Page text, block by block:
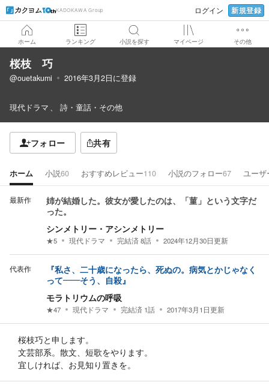
KADOKAWA Group ログイン 新規登録
ホーム ランキング 小説を探す マイページ その他
桜枝 巧
@ouetakumi 2016年3月2日に登録
現代ドラマ 詩・童話・その他
フォロー 共有
ホーム 小説60 おすすめレビュー110 小説のフォロー67 ユー
最新作
姉が結婚した。彼女が愛したのは、「菫」という文字だ
った。
シンメトリー・アシンメトリー
★5 現代ドラマ 完結済8話 2024年12月30日更新
代表作
『私さ、二十歳になったら、死ぬの。病気とかじゃなく
って――そう、自殺』
モラトリウムの呼吸
★47 現代ドラマ 完結済 1話 2017年3月1日更新
桜枝巧と申します。
文芸部系。散文、短歌をやります。
宜しければ、お見知り置きを。